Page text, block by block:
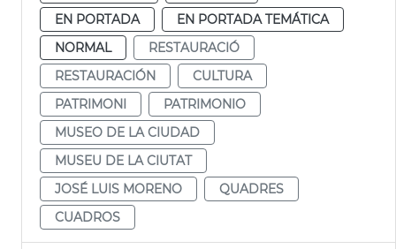
EN PORTADA
EN PORTADA TEMÁTICA
NORMAL
RESTAURACIÓ
RESTAURACIÓN
CULTURA
PATRIMONI
PATRIMONIO
MUSEO DE LA CIUDAD
MUSEU DE LA CIUTAT
JOSÉ LUIS MORENO
QUADRES
CUADROS